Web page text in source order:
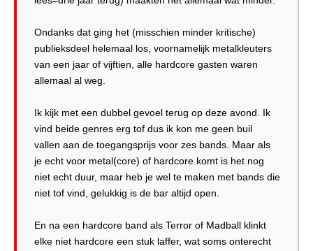
Ondanks dat ging het (misschien minder kritische)
publieksdeel helemaal los, voornamelijk metalkleuters
van een jaar of vijftien, alle hardcore gasten waren
allemaal al weg.
Ik kijk met een dubbel gevoel terug op deze avond. Ik
vind beide genres erg tof dus ik kon me geen buil
vallen aan de toegangsprijs voor zes bands. Maar als
je echt voor metal(core) of hardcore komt is het nog
niet echt duur, maar heb je wel te maken met bands die
niet tof vind, gelukkig is de bar altijd open.
En na een hardcore band als Terror of Madball klinkt
elke niet hardcore een stuk laffer, wat soms onterecht